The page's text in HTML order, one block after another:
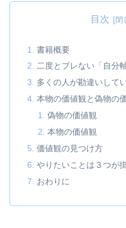
目次
書籍概要
二度とブレない「自分
多くの人が勘違いして
本物の価値観と偽物の
偽物の価値観
本物の価値観
価値観の見つけ方
やりたいことは３つが
おわりに